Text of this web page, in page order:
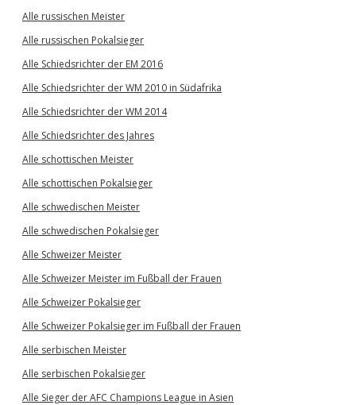
Alle russischen Meister
Alle russischen Pokalsieger
Alle Schiedsrichter der EM 2016
Alle Schiedsrichter der WM 2010 in Südafrika
Alle Schiedsrichter der WM 2014
Alle Schiedsrichter des Jahres
Alle schottischen Meister
Alle schottischen Pokalsieger
Alle schwedischen Meister
Alle schwedischen Pokalsieger
Alle Schweizer Meister
Alle Schweizer Meister im Fußball der Frauen
Alle Schweizer Pokalsieger
Alle Schweizer Pokalsieger im Fußball der Frauen
Alle serbischen Meister
Alle serbischen Pokalsieger
Alle Sieger der AFC Champions League in Asien